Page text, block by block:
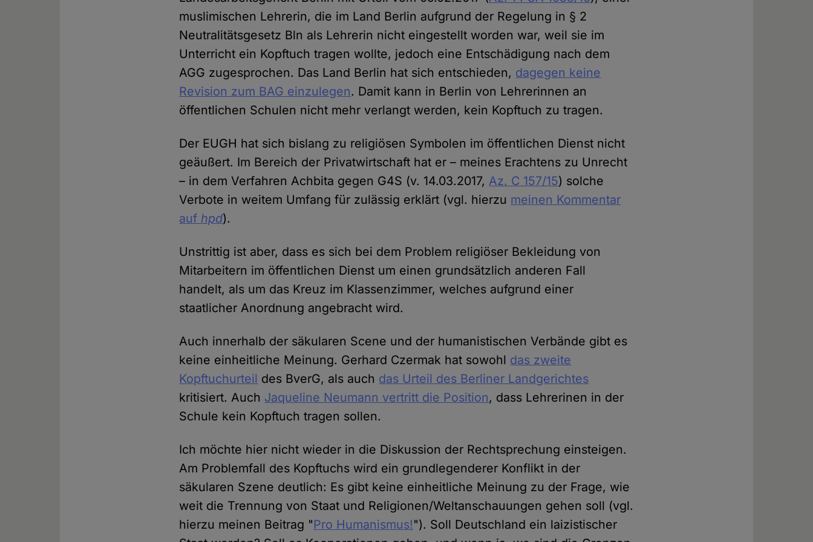
muslimischen Lehrerin, die im Land Berlin aufgrund der Regelung in § 2
Neutralitätsgesetz Bln als Lehrerin nicht eingestellt worden war, weil sie im
Unterricht ein Kopftuch tragen wollte, jedoch eine Entschädigung nach dem
AGG zugesprochen. Das Land Berlin hat sich entschieden, dagegen keine
Revision zum BAG einzulegen. Damit kann in Berlin von Lehrerinnen an
öffentlichen Schulen nicht mehr verlangt werden, kein Kopftuch zu tragen.
Der EUGH hat sich bislang zu religiösen Symbolen im öffentlichen Dienst nicht
geäußert. Im Bereich der Privatwirtschaft hat er – meines Erachtens zu Unrecht
– in dem Verfahren Achbita gegen G4S (v. 14.03.2017,Az. C 157/15) solche
Verbote in weitem Umfang für zulässig erklärt (vgl. hierzu meinen Kommentar
auf hpd).
Unstrittig ist aber, dass es sich bei dem Problem religiöser Bekleidung von
Mitarbeitern im öffentlichen Dienst um einen grundsätzlich anderen Fall
handelt, als um das Kreuz im Klassenzimmer, welches aufgrund einer
staatlicher Anordnung angebracht wird.
Auch innerhalb der säkularen Scene und der humanistischen Verbände gibt es
keine einheitliche Meinung. Gerhard Czermak hat sowohl das zweite
Kopftuchurteil des BverG, als auch das Urteil des Berliner Landgerichtes
kritisiert. Auch Jaqueline Neumann vertritt die Position, dass Lehrerinen in der
Schule kein Kopftuch tragen sollen.
Ich möchte hier nicht wieder in die Diskussion der Rechtsprechung einsteigen.
Am Problemfall des Kopftuchs wird ein grundlegenderer Konflikt in der
säkularen Szene deutlich: Es gibt keine einheitliche Meinung zu der Frage, wie
weit die Trennung von Staat und Religionen/Weltanschauungen gehen soll (vgl.
hierzu meinen Beitrag "Pro Humanismus!"). Soll Deutschland ein laizistischer